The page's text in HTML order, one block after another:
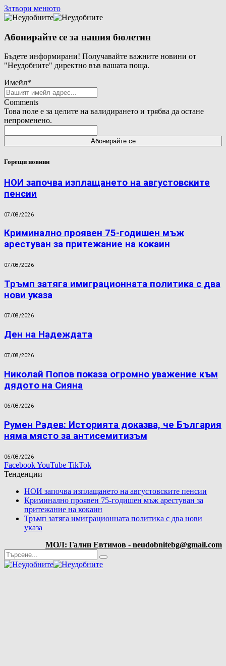
Затвори менюто
Абонирайте се за нашия бюлетин
Бъдете информирани! Получавайте важните новини от
"Неудобните" директно във вашата поща.
Имейл*
Comments
Това поле е за целите на валидирането и трябва да остане
непроменено.
Горещи новини
НОИ започва изплащането на августовските
пенсии
07/08/2026
Криминално проявен 75-годишен мъж
арестуван за притежание на кокаин
07/08/2026
Тръмп затяга имиграционната политика с два
нови указа
07/08/2026
Ден на Надеждата
07/08/2026
Николай Попов показа огромно уважение към
дядото на Сияна
06/08/2026
Румен Радев: Историята доказва, че България
няма място за антисемитизъм
06/08/2026
FacebookYouTube TikTok
Тенденции
НОИ започва изплащането на августовските пенсии
Криминално проявен 75-годишен мъж арестуван за
притежание на кокаин
Тръмп затяга имиграционната политика с два нови
указа
МОЛ: Галин Евтимов - neudobnitebg@gmail.com